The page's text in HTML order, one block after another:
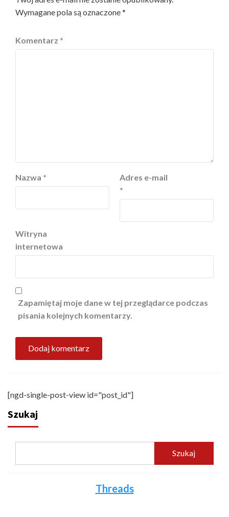
Wymagane pola są oznaczone*
Komentarz *
Nazwa *
Adres e-mail
*
Witryna
internetowa
Zapamiętaj moje dane w tej przeglądarce podczas
pisania kolejnych komentarzy.
[ngd-single-post-view id="post_id"]
Szukaj
Szukaj
Threads